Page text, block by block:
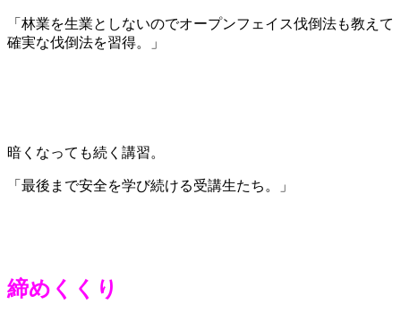
「林業を生業としないのでオープンフェイス伐倒法も教えて
確実な伐倒法を習得。」
暗くなっても続く講習。
「最後まで安全を学び続ける受講生たち。」
締めくくり